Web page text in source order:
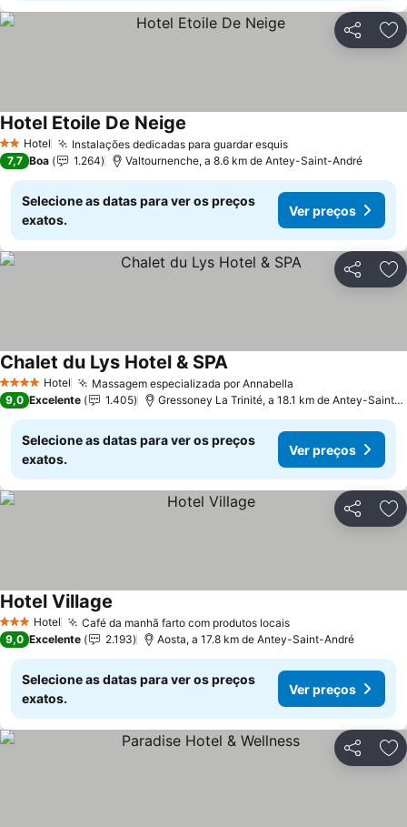
Partilhar
2 Estrelas
Hotel Instalações dedicadas para guardar esquisVer preços
Hotel Etoile De Neige
7,7 Boa 1.264 Valtournenche, a 8.6 km de Antey-Saint-André
Selecione as datas para ver os preços
exatos.
Ver preços
Partilhar
4 EstrelasHotel Massagem especializada por Annabella
Chalet du Lys Hotel & SPAVer preços
9,0 Excelente 1.405 Gressoney La Trinité, a 18.1 km de Antey-Saint-
Selecione as datas para ver os preços
exatos.
Ver preços
Partilhar
3 EstrelasHotel Café da manhã farto com produtos locaisVer preços
Hotel Village
9,0 Excelente 2.193 Aosta, a 17.8 km de Antey-Saint-André
Selecione as datas para ver os preços
exatos.
Ver preços
Partilhar